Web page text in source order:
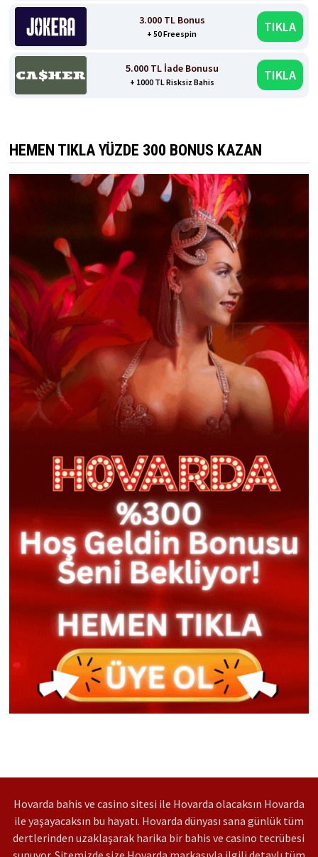
3.000 TL Bonus
+ 50 Freespin TIKLA
5.000 TL İade Bonusu
+ 1000 TL Risksiz Bahis TIKLA
HEMEN TIKLA YÜZDE 300 BONUS KAZAN
Hovarda bahis ve casino sitesi ile Hovarda olacaksın Hovarda
ile yaşayacaksın bu hayatı. Hovarda dünyası sana günlük tüm
dertlerinden uzaklaşarak harika bir bahis ve casino tecrübesi